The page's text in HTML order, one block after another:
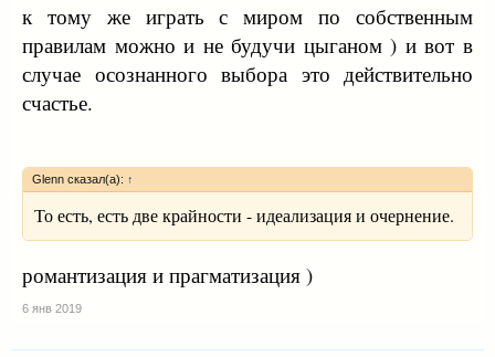
к тому же играть с миром по собственным
правилам можно и не будучи цыганом ) и вот в
случае осознанного выбора это действительно
счастье.
Glenn сказал(а): ↑
То есть, есть две крайности - идеализация и очернение.
романтизация и прагматизация )
6 янв 2019